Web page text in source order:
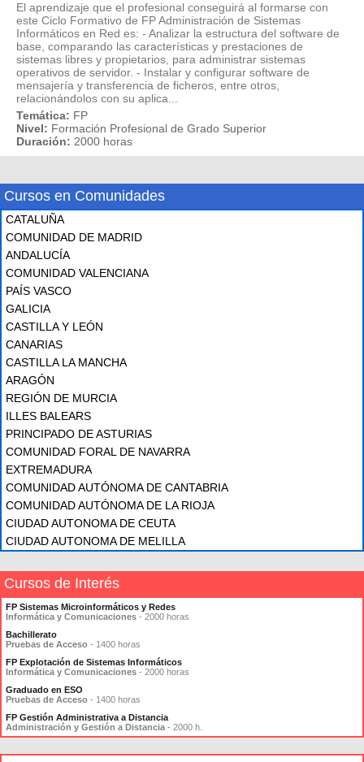
El aprendizaje que el profesional conseguirá al formarse con
este Ciclo Formativo de FP Administración de Sistemas
Informáticos en Red es: - Analizar la estructura del software de
base, comparando las características y prestaciones de
sistemas libres y propietarios, para administrar sistemas
operativos de servidor. - Instalar y configurar software de
mensajería y transferencia de ficheros, entre otros,
relacionándolos con su aplica...
Temática: FP
Nivel: Formación Profesional de Grado Superior
Duración: 2000 horas
Cursos en Comunidades
CATALUÑA
COMUNIDAD DE MADRID
ANDALUCÍA
COMUNIDAD VALENCIANA
PAÍS VASCO
GALICIA
CASTILLA Y LEÓN
CANARIAS
CASTILLA LA MANCHA
ARAGÓN
REGIÓN DE MURCIA
ILLES BALEARS
PRINCIPADO DE ASTURIAS
COMUNIDAD FORAL DE NAVARRA
EXTREMADURA
COMUNIDAD AUTÓNOMA DE CANTABRIA
COMUNIDAD AUTÓNOMA DE LA RIOJA
CIUDAD AUTONOMA DE CEUTA
CIUDAD AUTONOMA DE MELILLA
Cursos de Interés
FP Sistemas Microinformáticos y Redes
Informática y Comunicaciones - 2000 horas
Bachillerato
Pruebas de Acceso - 1400 horas
FP Explotación de Sistemas Informáticos
Informática y Comunicaciones - 2000 horas
Graduado en ESO
Pruebas de Acceso - 1400 horas
FP Gestión Administrativa a Distancia
Administración y Gestión a Distancia - 2000 h.